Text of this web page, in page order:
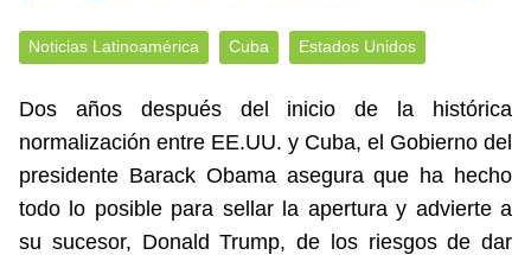
Noticias Latinoamérica Cuba Estados Unidos
Dos años después del inicio de la histórica
normalización entre EE.UU. y Cuba, el Gobierno del
presidente Barack Obama asegura que ha hecho
todo lo posible para sellar la apertura y advierte a
su sucesor, Donald Trump, de los riesgos de dar